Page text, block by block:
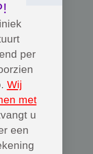
per
Wij
met
u
een